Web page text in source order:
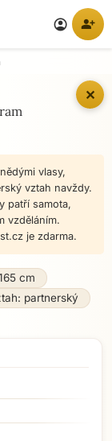
account_circle person_add
✕
vlasy,
vztah navždy.
patří samota,
vzděláním.
je zdarma.
cm
partnerský